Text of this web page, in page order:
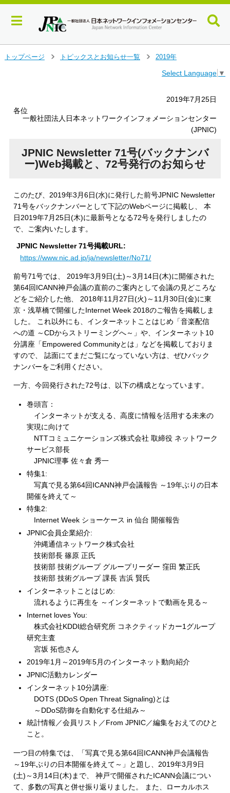
トップページ
トピックスとお知らせ一覧
2019年
Select Language ▼
2019年7月25日
各位
一般社団法人日本ネットワークインフォメーションセンター
(JPNIC)
JPNIC Newsletter 71号(バックナンバ
ー)Web掲載と、72号発行のお知らせ
このたび、2019年3月6日(水)に発行した前号JPNIC Newsletter
71号をバックナンバーとして下記のWebページに掲載し、 本
日2019年7月25日(木)に最新号となる72号を発行しましたの
で、ご案内いたします。
JPNIC Newsletter 71号掲載URL:
https://www.nic.ad.jp/ja/newsletter/No71/
前号71号では、 2019年3月9日(土)～3月14日(木)に開催された
第64回ICANN神戸会議の直前のご案内として会議の見どころな
どをご紹介した他、 2018年11月27日(火)～11月30日(金)に東
京・浅草橋で開催したInternet Week 2018のご報告を掲載しま
した。 これ以外にも、インターネットことはじめ「音楽配信
への道 ～CDからストリーミングへ～」や、インターネット10
分講座「Empowered Communityとは」などを掲載しておりま
すので、 誌面にてまだご覧になっていない方は、ぜひバック
ナンバーをご利用ください。
一方、今回発行された72号は、以下の構成となっています。
巻頭言：
インターネットが支える、高度に情報を活用する未来の
実現に向けて
NTTコミュニケーションズ株式会社 取締役 ネットワーク
サービス部長
JPNIC理事 佐々倉 秀一
特集1:
写真で見る第64回ICANN神戸会議報告 ～19年ぶりの日本
開催を終えて～
特集2:
Internet Week ショーケース in 仙台 開催報告
JPNIC会員企業紹介:
沖縄通信ネットワーク株式会社
技術部長 篠原 正氏
技術部 技術グループ グループリーダー 窪田 繁正氏
技術部 技術グループ 課長 吉浜 賢氏
インターネットことはじめ:
流れるように再生を ～インターネットで動画を見る～
Internet loves You:
株式会社KDDI総合研究所 コネクティッドカー1グループ
研究主査
宮坂 拓也さん
2019年1月～2019年5月のインターネット動向紹介
JPNIC活動カレンダー
インターネット10分講座:
DOTS (DDoS Open Threat Signaling)とは
～DDoS防御を自動化する仕組み～
統計情報／会員リスト／From JPNIC／編集をおえてのひと
こと。
一つ目の特集では、「写真で見る第64回ICANN神戸会議報告
～19年ぶりの日本開催を終えて～」と題し、2019年3月9日
(土)～3月14日(木)まで、 神戸で開催されたICANN会議につい
て、多数の写真と併せ振り返りました。 また、ローカルホス